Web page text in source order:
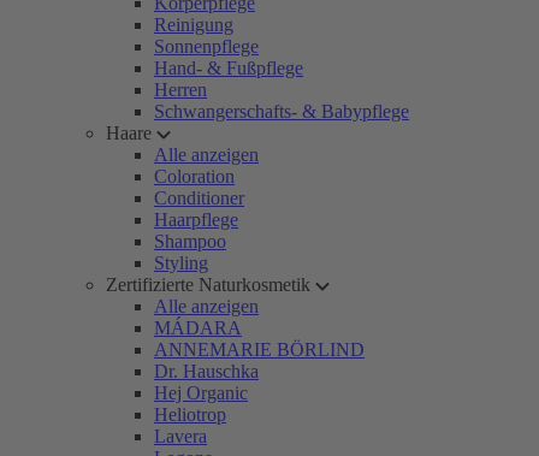
Reinigung
Sonnenpflege
Hand- & Fußpflege
Herren
Schwangerschafts- & Babypflege
Haare
Alle anzeigen
Coloration
Conditioner
Haarpflege
Shampoo
Styling
Zertifizierte Naturkosmetik
Alle anzeigen
MÁDARA
ANNEMARIE BÖRLIND
Dr. Hauschka
Hej Organic
Heliotrop
Lavera